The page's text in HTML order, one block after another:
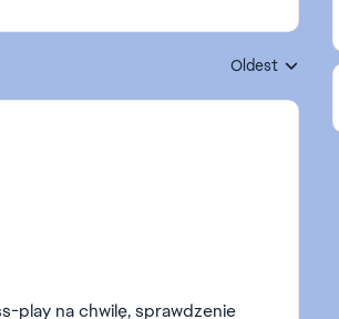
Replies sorted by
Oldest
play na chwilę, sprawdzenie